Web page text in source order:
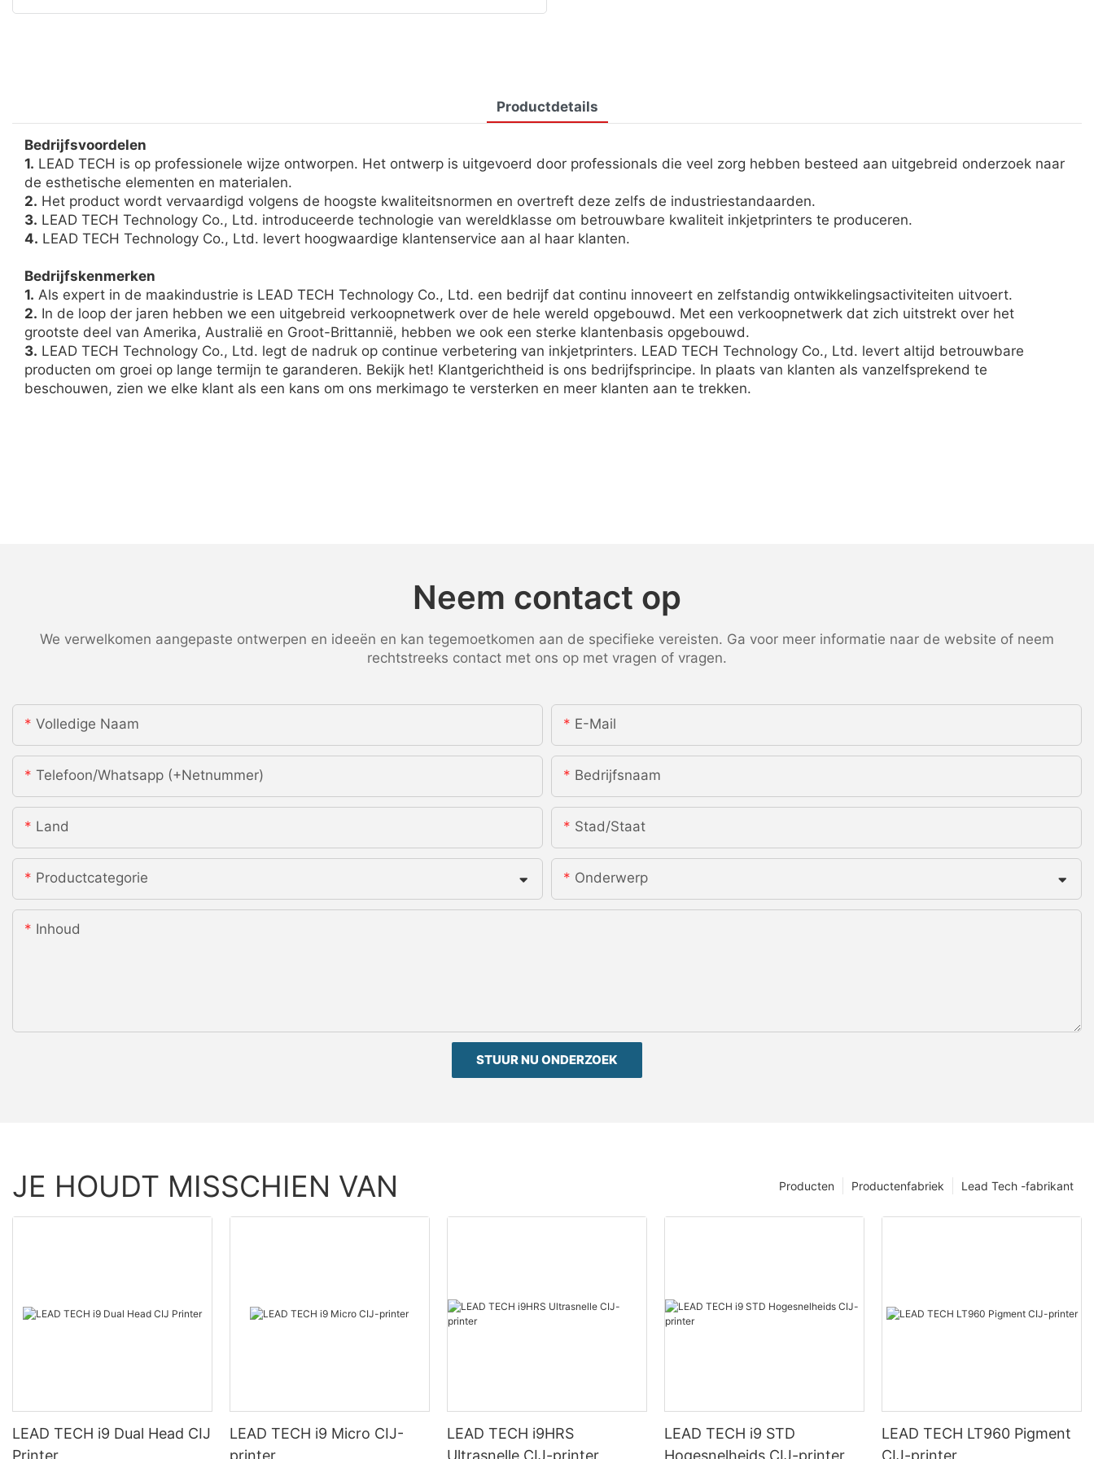
Productdetails
Bedrijfsvoordelen
1. LEAD TECH is op professionele wijze ontworpen. Het ontwerp is uitgevoerd door professionals die veel zorg hebben besteed aan uitgebreid onderzoek naar
de esthetische elementen en materialen.
2. Het product wordt vervaardigd volgens de hoogste kwaliteitsnormen en overtreft deze zelfs de industriestandaarden.
3. LEAD TECH Technology Co., Ltd. introduceerde technologie van wereldklasse om betrouwbare kwaliteit inkjetprinters te produceren.
4. LEAD TECH Technology Co., Ltd. levert hoogwaardige klantenservice aan al haar klanten.
Bedrijfskenmerken
1. Als expert in de maakindustrie is LEAD TECH Technology Co., Ltd. een bedrijf dat continu innoveert en zelfstandig ontwikkelingsactiviteiten uitvoert.
2. In de loop der jaren hebben we een uitgebreid verkoopnetwerk over de hele wereld opgebouwd. Met een verkoopnetwerk dat zich uitstrekt over het
grootste deel van Amerika, Australië en Groot-Brittannië, hebben we ook een sterke klantenbasis opgebouwd.
3. LEAD TECH Technology Co., Ltd. legt de nadruk op continue verbetering van inkjetprinters. LEAD TECH Technology Co., Ltd. levert altijd betrouwbare
producten om groei op lange termijn te garanderen. Bekijk het! Klantgerichtheid is ons bedrijfsprincipe. In plaats van klanten als vanzelfsprekend te
beschouwen, zien we elke klant als een kans om ons merkimago te versterken en meer klanten aan te trekken.
Neem contact op
We verwelkomen aangepaste ontwerpen en ideeën en kan tegemoetkomen aan de specifieke vereisten. Ga voor meer informatie naar de website of neem
rechtstreeks contact met ons op met vragen of vragen.
Volledige Naam E-Mail
Telefoon/whatsapp (+netnummer) Bedrijfsnaam
Land Stad/staat
Productcategorie Onderwerp
Inhoud
STUUR NU ONDERZOEK
JE HOUDT MISSCHIEN VAN Lead Tech -fabrikant
Productenfabriek
Producten
LEAD TECH i9 Dual Head CIJ
Printer
LEAD TECH i9 Micro CIJ-
printer
LEAD TECH i9HRS
Ultrasnelle CIJ-printer
LEAD TECH i9 STD
Hogesnelheids CIJ-printer
LEAD TECH LT960 Pigment
CIJ-printer